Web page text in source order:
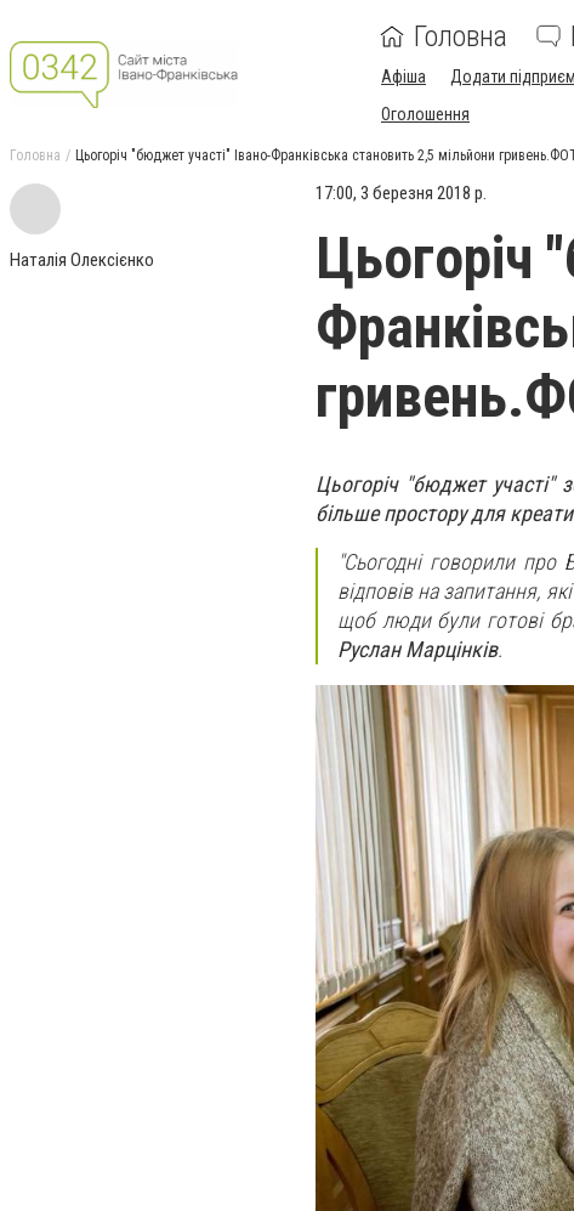
Головна
Афіша Додати
Оголошення
Головна Цьогоріч "бюджет участі" Івано-Франківська становить 2,5 мільйони
Наталія Олексієнко
17:00, 3 березня 2018 р.
Цьогоріч
Цьогоріч "бюджет участі"
більше простору для
"Сьогодні говорили про
відповів на запитання,
щоб люди були готові
Руслан Марцінків.